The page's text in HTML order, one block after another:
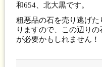
和654、北大黒です。
粗悪品の石を売り逃げ
りますので、この辺り
が必要かもしれません！